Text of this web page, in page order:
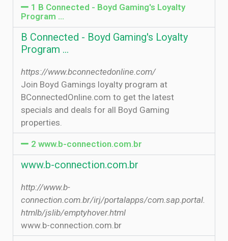
1 B Connected - Boyd Gaming's Loyalty
Program ...
B Connected - Boyd Gaming's Loyalty
Program ...
https://www.bconnectedonline.com/
Join Boyd Gamings loyalty program at
BConnectedOnline.com to get the latest
specials and deals for all Boyd Gaming
properties.
2 www.b-connection.com.br
www.b-connection.com.br
http://www.b-
connection.com.br/irj/portalapps/com.sap.portal.
htmlb/jslib/emptyhover.html
www.b-connection.com.br